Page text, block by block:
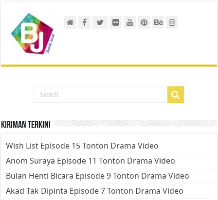
Kiriman Terkini
Wish List Episode 15 Tonton Drama Video
Anom Suraya Episode 11 Tonton Drama Video
Bulan Henti Bicara Episode 9 Tonton Drama Video
Akad Tak Dipinta Episode 7 Tonton Drama Video